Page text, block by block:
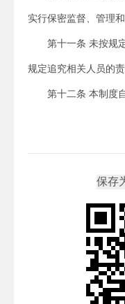
实行保密监督、管理和
第十一条 未按规
规定追究相关人员的责
第十二条 本制度